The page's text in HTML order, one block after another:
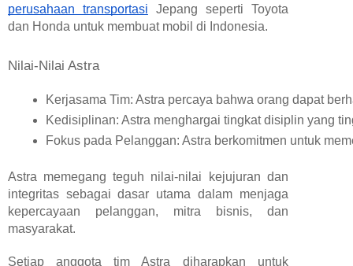
perusahaan transportasi Jepang seperti Toyota
dan Honda untuk membuat mobil di Indonesia.
Nilai-Nilai Astra
Kerjasama Tim: Astra percaya bahwa orang dapat
Kedisiplinan: Astra menghargai tingkat disiplin yang
Fokus pada Pelanggan: Astra berkomitmen untuk
Astra memegang teguh nilai-nilai kejujuran dan
integritas sebagai dasar utama dalam menjaga
kepercayaan pelanggan, mitra bisnis, dan
masyarakat.
Setiap anggota tim Astra diharapkan untuk